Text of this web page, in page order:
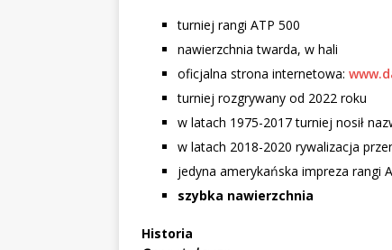
turniej rangi ATP 500
nawierzchnia twarda, w hali
oficjalna strona internetowa:
turniej rozgrywany od 2022 roku
w latach 1975-2017 turniej nosił
w latach 2018-2020 rywalizacja
jedyna amerykańska impreza rangi
szybka nawierzchnia
Historia